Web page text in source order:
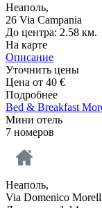
Неаполь,
26 Via Campania
До центра: 2.58 км.
На карте
Описание
Уточнить цены
Цена от 40 €
Подробнее
Bed & Breakfast
Мини отель
7 номеров
Неаполь,
Via Domenico